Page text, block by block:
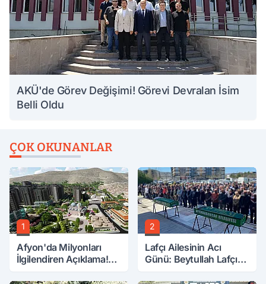
AKÜ'de Görev Değişimi! Görevi Devralan İsim
Belli Oldu
ÇOK OKUNANLAR
1
Afyon'da Milyonları
İlgilendiren Açıklama!
2
Lafçı Ailesinin Acı
Günü: Beytullah Lafçı